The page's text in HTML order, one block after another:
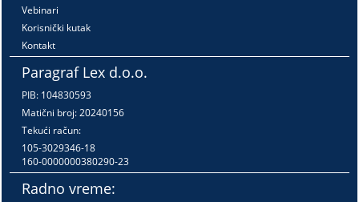
Vebinari
Korisnički kutak
Kontakt
Paragraf Lex d.o.o.
PIB: 104830593
Matični broj: 20240156
Tekući račun:
105-3029346-18
160-0000000380290-23
Radno vreme: